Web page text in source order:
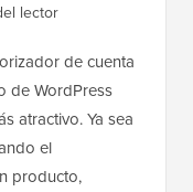
lector
de cuenta
de WordPress
atractivo. Ya sea
el
producto,